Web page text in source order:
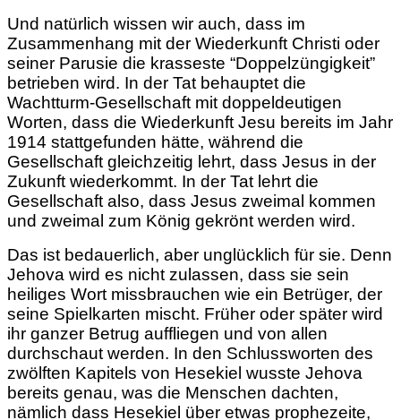
Und natürlich wissen wir auch, dass im
Zusammenhang mit der Wiederkunft Christi oder
seiner Parusie die krasseste “Doppelzüngigkeit”
betrieben wird. In der Tat behauptet die
Wachtturm-Gesellschaft mit doppeldeutigen
Worten, dass die Wiederkunft Jesu bereits im Jahr
1914 stattgefunden hätte, während die
Gesellschaft gleichzeitig lehrt, dass Jesus in der
Zukunft wiederkommt. In der Tat lehrt die
Gesellschaft also, dass Jesus zweimal kommen
und zweimal zum König gekrönt werden wird.
Das ist bedauerlich, aber unglücklich für sie. Denn
Jehova wird es nicht zulassen, dass sie sein
heiliges Wort missbrauchen wie ein Betrüger, der
seine Spielkarten mischt. Früher oder später wird
ihr ganzer Betrug auffliegen und von allen
durchschaut werden. In den Schlussworten des
zwölften Kapitels von Hesekiel wusste Jehova
bereits genau, was die Menschen dachten,
nämlich dass Hesekiel über etwas prophezeite,